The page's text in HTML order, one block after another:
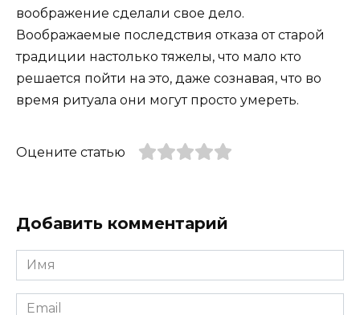
воображение сделали свое дело.
Воображаемые последствия отказа от старой
традиции настолько тяжелы, что мало кто
решается пойти на это, даже сознавая, что во
время ритуала они могут просто умереть.
Оцените статью
Добавить комментарий
Имя
*
Email